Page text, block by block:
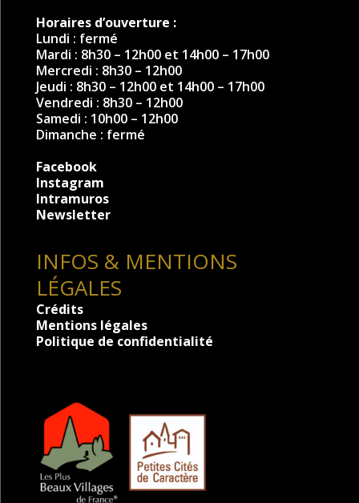
Horaires d’ouverture :
Lundi : fermé
Mardi : 8h30 – 12h00 et 14h00 – 17h00
Mercredi : 8h30 – 12h00
Jeudi : 8h30 – 12h00 et 14h00 – 17h00
Vendredi : 8h30 – 12h00
Samedi : 10h00 – 12h00
Dimanche : fermé
Facebook
Instagram
Intramuros
Newsletter
INFOS & MENTIONS
LÉGALES
Crédits
Mentions légales
Politique de confidentialité